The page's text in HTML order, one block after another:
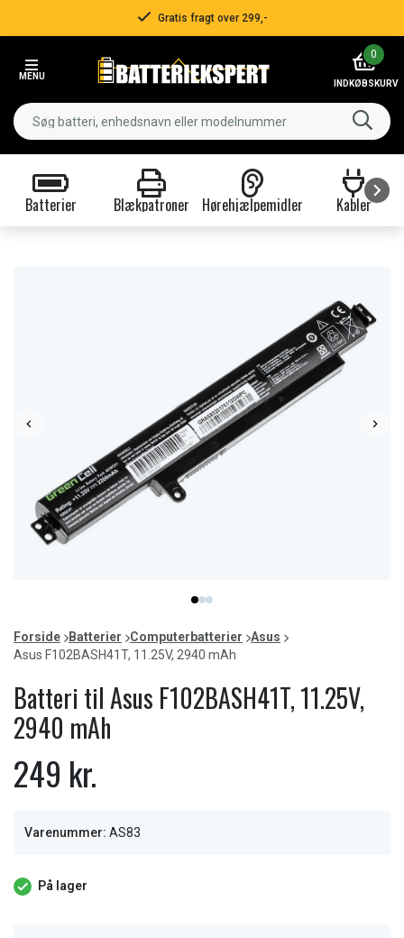
Gratis fragt over 299,-
MENU
0
INDKØBSKURV
Batterier Blækpatroner Hørehjælpemidler Kabler
item
0
item
1
item
2
of
3
Forside Batterier Computerbatterier
Asus
Asus F102BASH41T, 11.25V, 2940 mAh
Batteri til Asus F102BASH41T, 11.25V,
2940 mAh
249 kr.
Varenummer: AS83
På lager